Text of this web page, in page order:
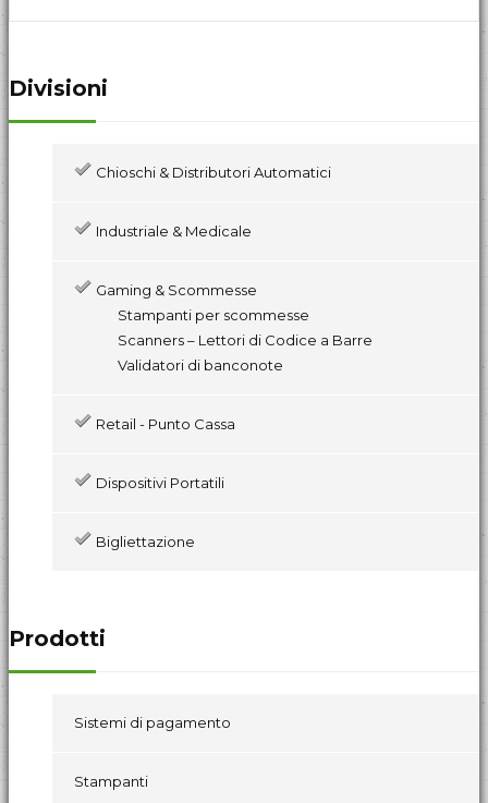
Divisioni
Chioschi & Distributori Automatici
Industriale & Medicale
Gaming & Scommesse
Stampanti per scommesse
Scanners – Lettori di Codice a Barre
Validatori di banconote
Retail - Punto Cassa
Dispositivi Portatili
Bigliettazione
Prodotti
Sistemi di pagamento
Stampanti